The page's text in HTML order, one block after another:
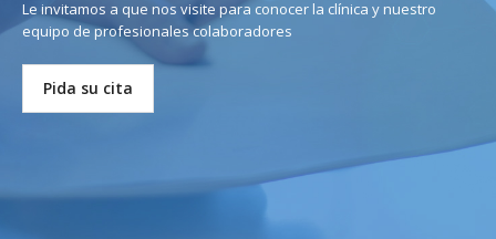
Le invitamos a que nos visite para conocer la clínica y nuestro
equipo de profesionales colaboradores
Pida su cita